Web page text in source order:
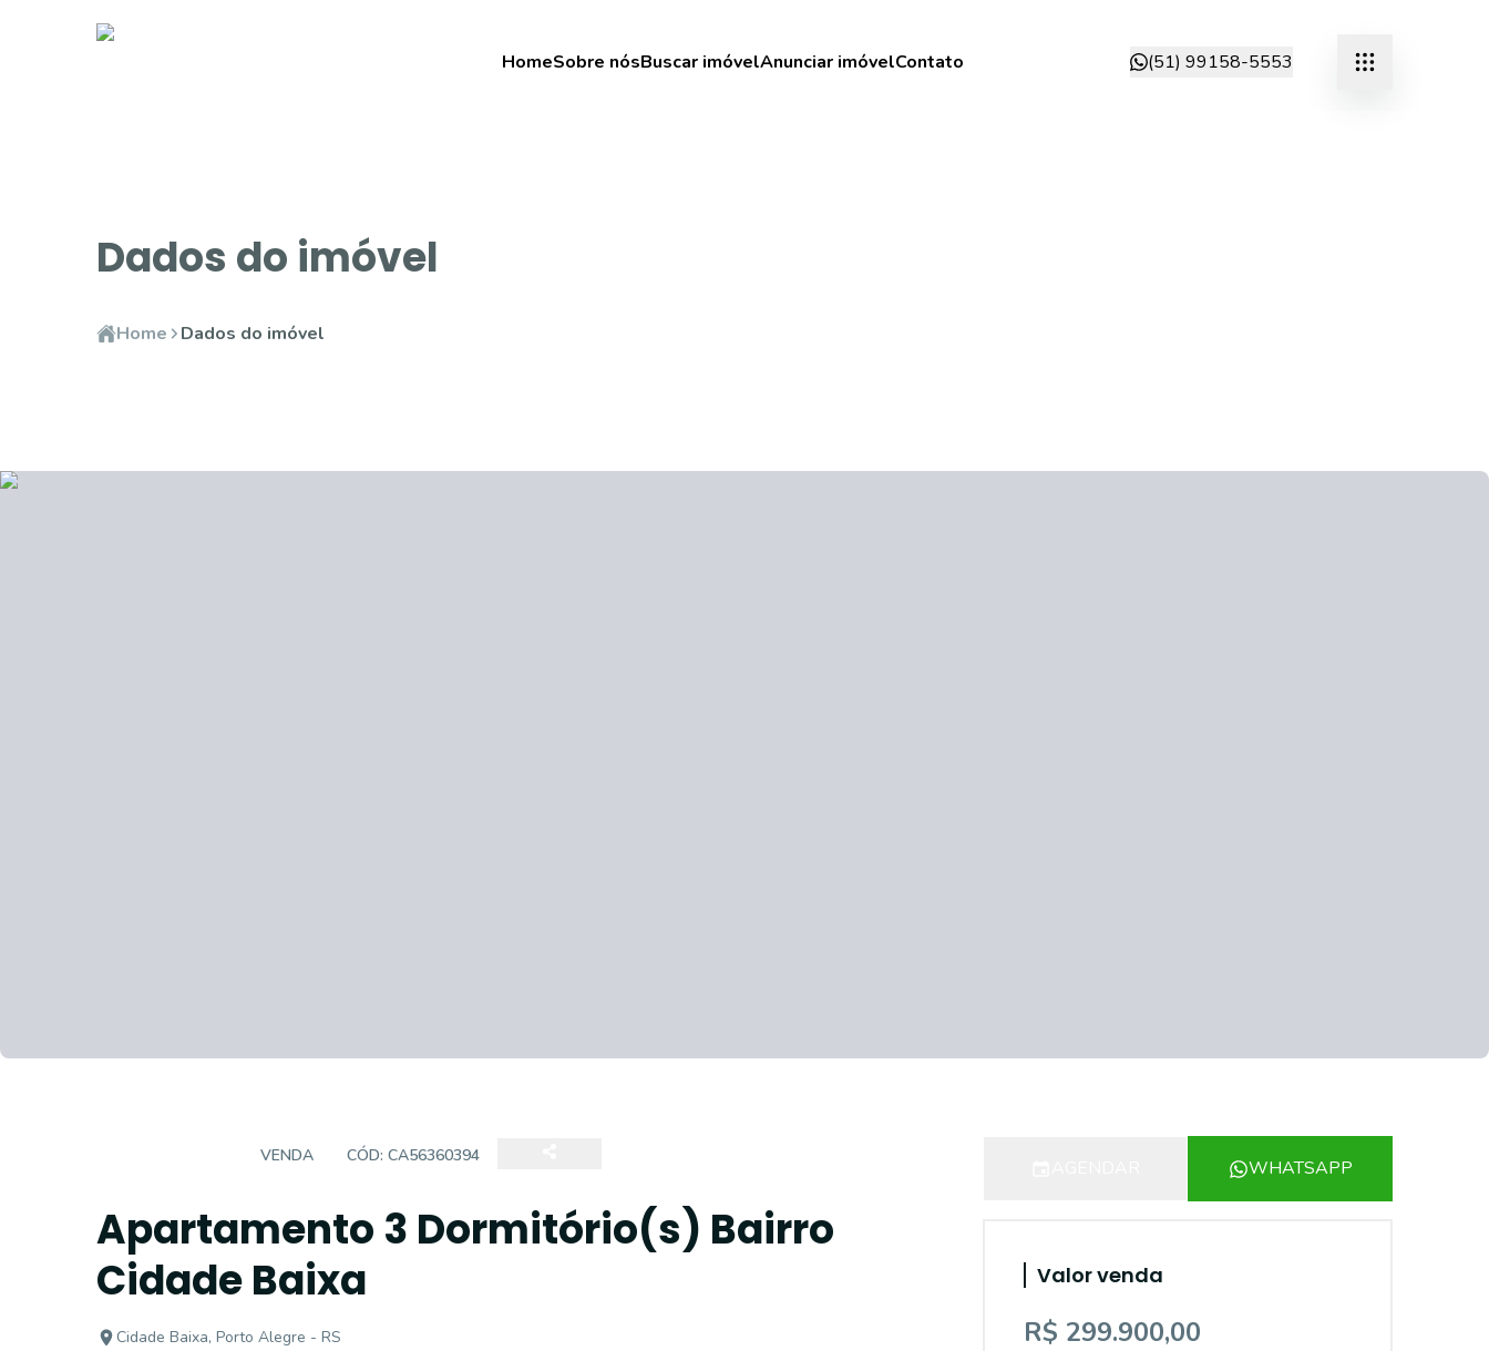
HomeSobre nósBuscar imóvelAnunciar imóvelContato (51) 99158-5553
Dados do imóvel
Home Dados do imóvel
VENDA CÓD: CA56360394
Apartamento 3 Dormitório(s) Bairro
Cidade Baixa
Cidade Baixa, Porto Alegre - RS
WHATSAPP
Valor venda
R$ 299.900,00